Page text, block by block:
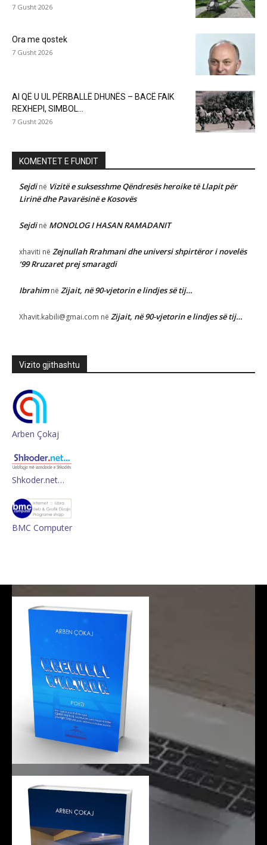
7 Gusht 2026
Ora me qostek
7 Gusht 2026
AI QË U UL PËRBALLË DHUNËS – BACË FAIK
REXHEPI, SIMBOL...
7 Gusht 2026
KOMENTET E FUNDIT
Sejdinë Vizitë e suksesshme Qëndresës heroike të Llapit për
Lirinë dhe Pavarësinë e Kosovës
Sejdinë MONOLOG I HASAN RAMADANIT
xhaviti në Zejnullah Rrahmani dhe universi shpirtëror i novelës
‘99 Rruzaret prej smaragdi
Ibrahimnë Zijait, në 90-vjetorin e lindjes së tij…
Xhavit.kabili@gmai.com në Zijait, në 90-vjetorin e lindjes së tij…
Vizito gjithashtu
Arben Çokaj
Shkoder.net…
BMC Computer